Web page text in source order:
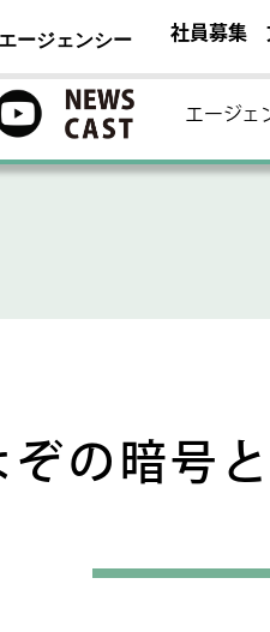
ージェンシー 社員募集
エージェ
ぞの暗号